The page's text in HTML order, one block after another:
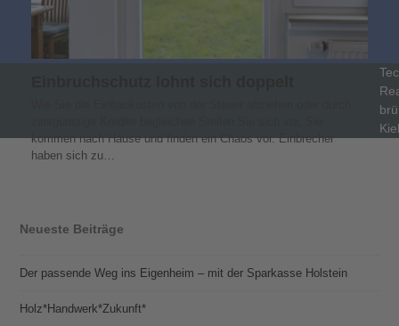
kommen nach Hause und finden ein Chaos vor. Einbrecher
haben sich zu…
Neueste Beiträge
Der passende Weg ins Eigenheim – mit der Sparkasse Holstein
Holz*Handwerk*Zukunft*
Kiel